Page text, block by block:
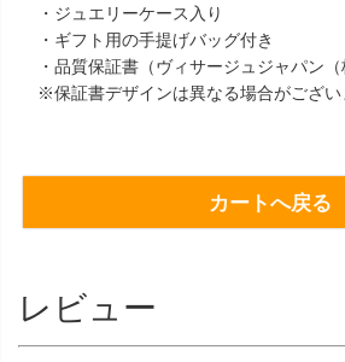
・ジュエリーケース入り
・ギフト用の手提げバッグ付き
・品質保証書（ヴィサージュジャパン（
※保証書デザインは異なる場合がござい
カートへ戻る
レビュー